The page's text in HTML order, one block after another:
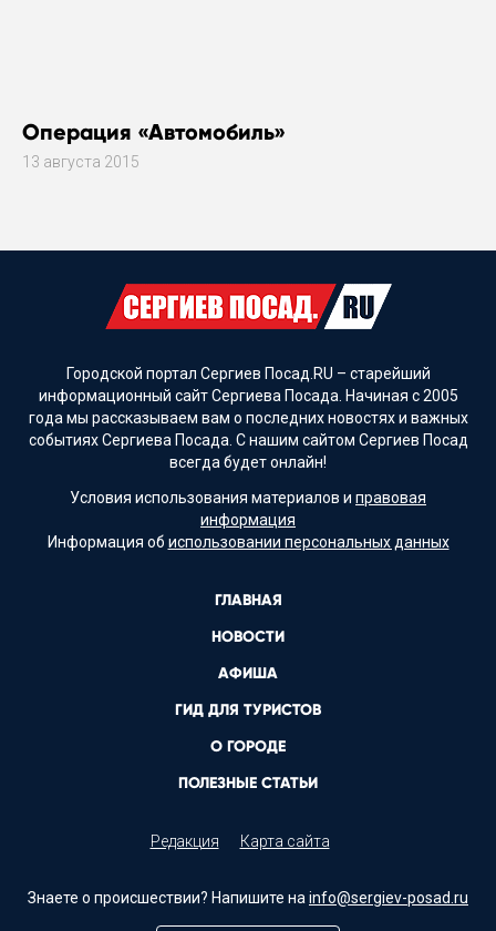
Операция «Автомобиль»
13 августа 2015
Городской портал Сергиев Посад.RU – старейший
информационный сайт Сергиева Посада. Начиная с 2005
года мы рассказываем вам о последних новостях и важных
событиях Сергиева Посада. С нашим сайтом Сергиев Посад
всегда будет онлайн!
Условия использования материалов и правовая
информация
Информация об использовании персональных данных
ГЛАВНАЯ
НОВОСТИ
АФИША
ГИД ДЛЯ ТУРИСТОВ
О ГОРОДЕ
ПОЛЕЗНЫЕ СТАТЬИ
Редакция Карта сайта
Знаете о происшествии? Напишите на info@sergiev-posad.ru